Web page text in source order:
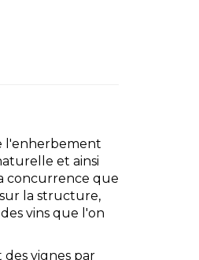
l'enherbement
et ainsi
concurrence que
la structure,
vins que l'on
vignes par